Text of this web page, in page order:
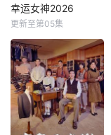
幸运女神2026
更新至第05集